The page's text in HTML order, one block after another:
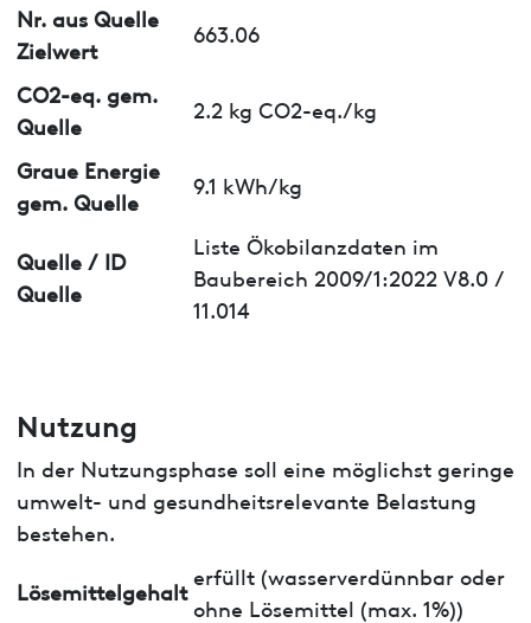
Nr. aus Quelle
Zielwert
663.06
CO2-eq. gem.
Quelle
2.2 kg CO2-eq./kg
Graue Energie
gem. Quelle
9.1 kWh/kg
Quelle / ID
Quelle
Liste Ökobilanzdaten im
Baubereich 2009/1:2022 V8.0 /
11.014
Nutzung
In der Nutzungsphase soll eine möglichst geringe
umwelt- und gesundheitsrelevante Belastung
bestehen.
Lösemittelgehalt
erfüllt (wasserverdünnbar oder
ohne Lösemittel (max. 1%))